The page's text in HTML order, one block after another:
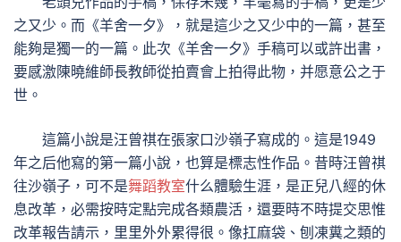
之又少。而《羊舍一夕》，就是這少之又少中的一篇，甚至
能夠是獨一的一篇。此次《羊舍一夕》手稿可以或許出書，
要感激陳曉維師長教師從拍賣會上拍得此物，并愿意公之于
世。
這篇小說是汪曾祺在張家口沙嶺子寫成的。這是1949
年之后他寫的第一篇小說，也算是標志性作品。昔時汪曾祺
往沙嶺子，可不是舞蹈教室什么體驗生涯，是正兒八經的休
息改革，必需按時定點完成各類農活，還要時不時提交思惟
改革報告請示，里里外外累得很。像扛麻袋、刨凍糞之類的